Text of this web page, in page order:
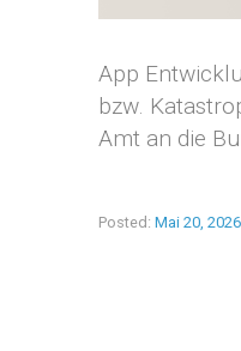
App
bzw.
Amt an die
Posted: Mai 20, 2026